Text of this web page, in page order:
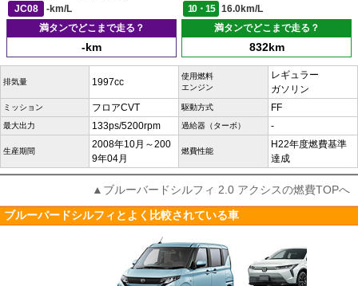
JC08
-km/L 10・15
16.0km/L
満タンでどこまで走る？
-km
満タンでどこまで走る？
832km
排気量 1997cc
使用燃料
エンジン
レギュラー
ガソリン
ミッション フロアCVT 駆動方式 FF
最大出力 133ps/5200rpm 過給器（ターボ） -
生産期間
2008年10月～200
9年04月
燃費性能
H22年度燃費基準
達成
▲ブルーバードシルフィ 2.0 アクシスの燃費TOPへ
ブルーバードシルフィとよく比較されている車